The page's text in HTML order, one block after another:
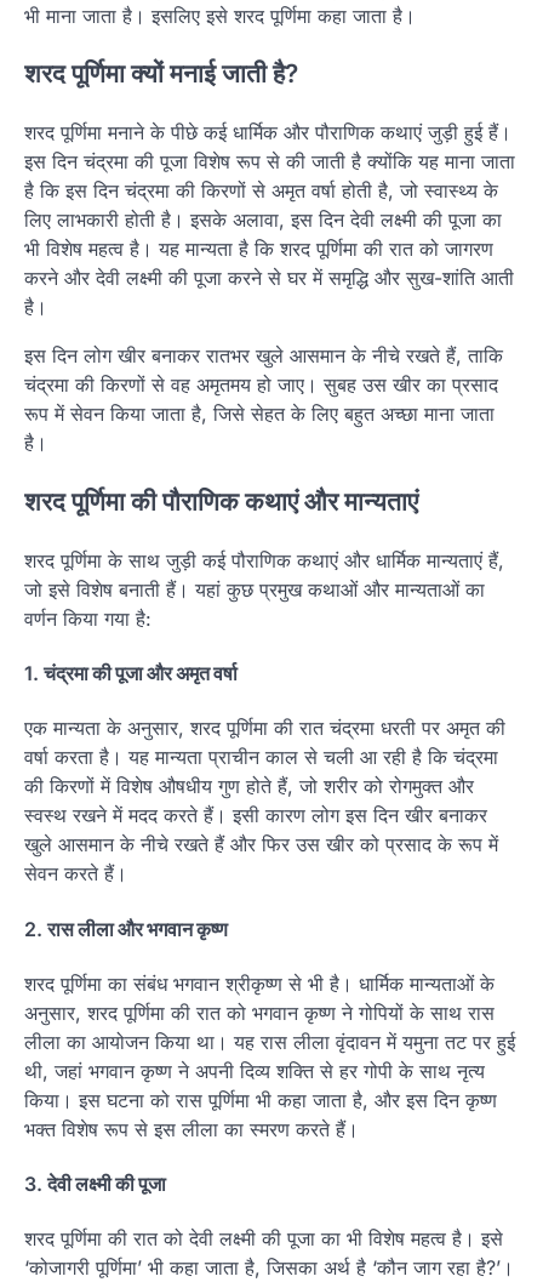
भी माना जाता है। इसलिए इसे शरद पूर्णिमा कहा जाता है।
शरद पूर्णिमा क्यों मनाई जाती है?
शरद पूर्णिमा मनाने के पीछे कई धार्मिक और पौराणिक कथाएं जुड़ी हुई हैं।
इस दिन चंद्रमा की पूजा विशेष रूप से की जाती है क्योंकि यह माना जाता
है कि इस दिन चंद्रमा की किरणों से अमृत वर्षा होती है, जो स्वास्थ्य के
लिए लाभकारी होती है। इसके अलावा, इस दिन देवी लक्ष्मी की पूजा का
भी विशेष महत्व है। यह मान्यता है कि शरद पूर्णिमा की रात को जागरण
करने और देवी लक्ष्मी की पूजा करने से घर में समृद्धि और सुख-शांति आती
है।
इस दिन लोग खीर बनाकर रातभर खुले आसमान के नीचे रखते हैं, ताकि
चंद्रमा की किरणों से वह अमृतमय हो जाए। सुबह उस खीर का प्रसाद
रूप में सेवन किया जाता है, जिसे सेहत के लिए बहुत अच्छा माना जाता
है।
शरद पूर्णिमा की पौराणिक कथाएं और मान्यताएं
शरद पूर्णिमा के साथ जुड़ी कई पौराणिक कथाएं और धार्मिक मान्यताएं हैं,
जो इसे विशेष बनाती हैं। यहां कुछ प्रमुख कथाओं और मान्यताओं का
वर्णन किया गया है:
1.चंद्रमा की पूजा और अमृत वर्षा
एक मान्यता के अनुसार, शरद पूर्णिमा की रात चंद्रमा धरती पर अमृत की
वर्षा करता है। यह मान्यता प्राचीन काल से चली आ रही है कि चंद्रमा
की किरणों में विशेष औषधीय गुण होते हैं, जो शरीर को रोगमुक्त और
स्वस्थ रखने में मदद करते हैं। इसी कारण लोग इस दिन खीर बनाकर
खुले आसमान के नीचे रखते हैं और फिर उस खीर को प्रसाद के रूप में
सेवन करते हैं।
2.रास लीला और भगवान कृष्ण
शरद पूर्णिमा का संबंध भगवान श्रीकृष्ण से भी है। धार्मिक मान्यताओं के
अनुसार, शरद पूर्णिमा की रात को भगवान कृष्ण ने गोपियों के साथ रास
लीला का आयोजन किया था। यह रास लीला वृंदावन में यमुना तट पर हुई
थी, जहां भगवान कृष्ण ने अपनी दिव्य शक्ति से हर गोपी के साथ नृत्य
किया। इस घटना को रास पूर्णिमा भी कहा जाता है, और इस दिन कृष्ण
भक्त विशेष रूप से इस लीला का स्मरण करते हैं।
3.देवी लक्ष्मी की पूजा
शरद पूर्णिमा की रात को देवी लक्ष्मी की पूजा का भी विशेष महत्व है। इसे
‘कोजागरी पूर्णिमा’ भी कहा जाता है, जिसका अर्थ है ‘कौन जाग रहा है?’।